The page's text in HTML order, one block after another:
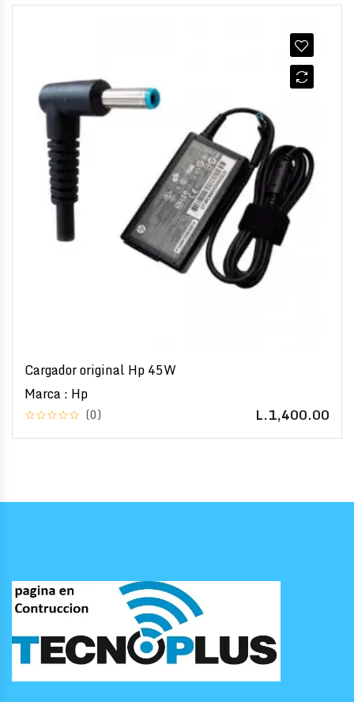
Cargador original Hp 45W
Marca : Hp
(0) L.1,400.00